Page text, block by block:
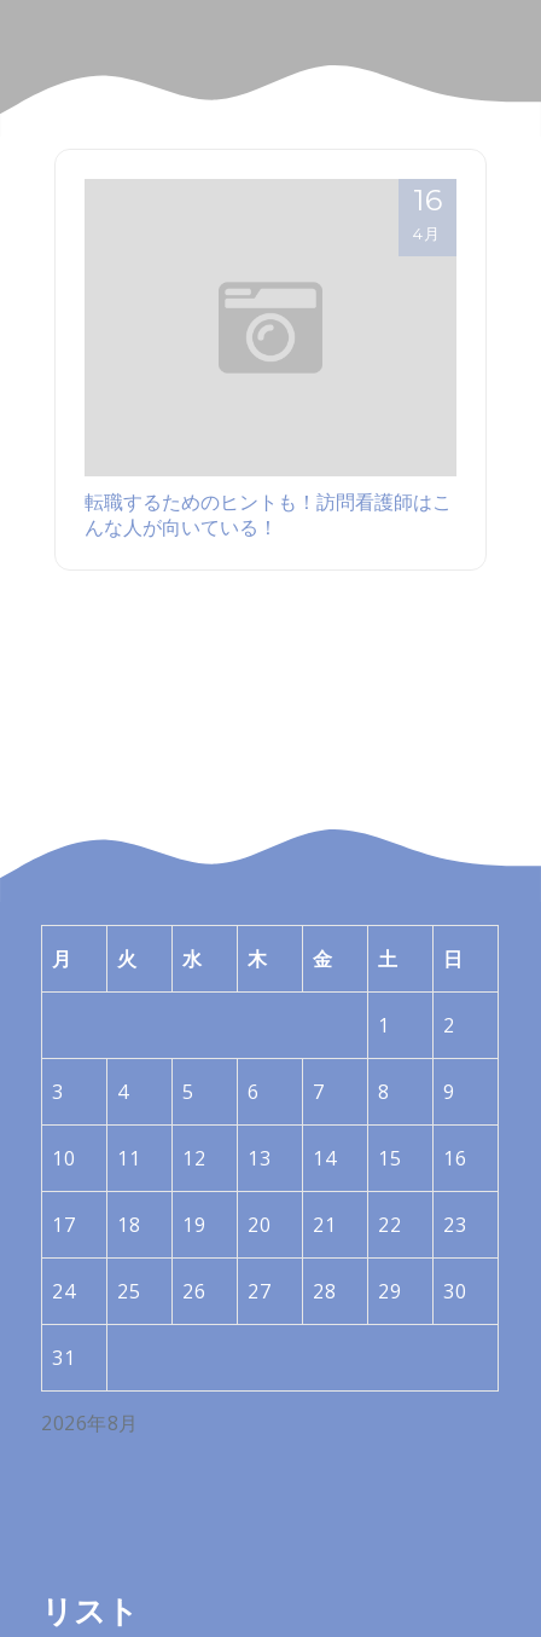
16
4月
転職するためのヒントも！訪問看護師はこ
んな人が向いている！
2026年8月
月 火 水 木 金 土 日
1 2
3 4 5 6 7 8 9
10 11 12 13 14 15 16
17 18 19 20 21 22 23
24 25 26 27 28 29 30
31
リスト